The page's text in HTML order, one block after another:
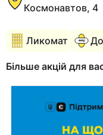
Космонавтов, 4
Ликомат
Більше акцій для